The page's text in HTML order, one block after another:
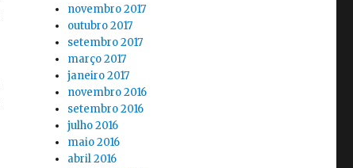
novembro 2017
outubro 2017
setembro 2017
março 2017
janeiro 2017
novembro 2016
setembro 2016
julho 2016
maio 2016
abril 2016